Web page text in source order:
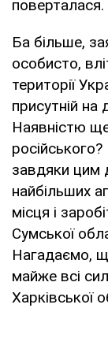
поверталася.
Ба більше,
особисто,
території
присутній на
Наявністю
завдяки цим
найбільших
місця і
Сумської
Нагадаємо,
майже всі
Харківської